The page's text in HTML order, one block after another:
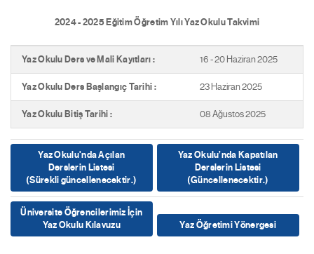
2024 - 2025 Eğitim Öğretim Yılı Yaz Okulu Takvimi
Yaz Okulu Ders ve Mali Kayıtları : 16 - 20 Haziran 2025
Yaz Okulu Ders Başlangıç Tarihi : 23 Haziran 2025
Yaz Okulu Bitiş Tarihi : 08 Ağustos 2025
Yaz Okulu'nda Açılan
Derslerin Listesi
(Sürekli güncellenecektir.)
Yaz Okulu’nda Kapatılan
Derslerin Listesi
(Güncellenecektir.)
Üniversite Öğrencilerimiz İçin
Yaz Okulu Kılavuzu
Yaz Öğretimi Yönergesi